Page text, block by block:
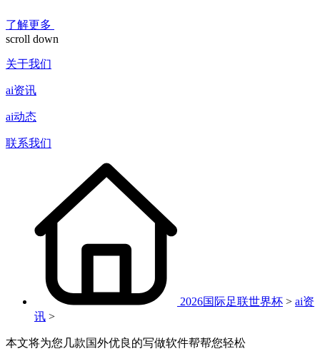
了解更多
scroll down
关于我们
ai资讯
ai动态
联系我们
2026国际足联世界杯 > ai资
讯 >
本文将为您几款国外优良的写做软件帮帮您轻松